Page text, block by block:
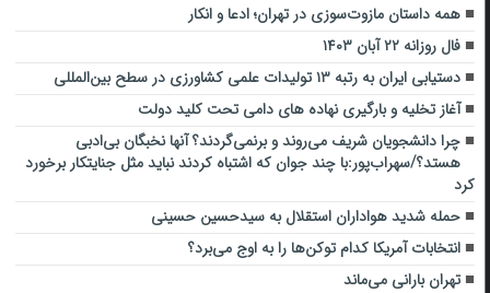
همه داستان مازوت‌سوزی در تهران؛ ادعا و انکار
فال روزانه ۲۲ آبان ۱۴۰۳
دستیابی ایران به رتبه ۱۳ تولیدات علمی کشاورزی در سطح بین‌المللی
آغاز تخلیه و بارگیری نهاده های دامی تحت کلید دولت
چرا دانشجویان شریف می‌روند و برنمی‌گردند؟ آنها نخبگان بی‌ادبی
هستد؟/سهراب‌پور:با چند جوان که اشتباه کردند نباید مثل جنایتکار برخورد
کرد
حمله شدید هواداران استقلال به سیدحسین حسینی
انتخابات آمریکا کدام توکن‌ها را به اوج می‌برد؟
تهران بارانی می‌ماند